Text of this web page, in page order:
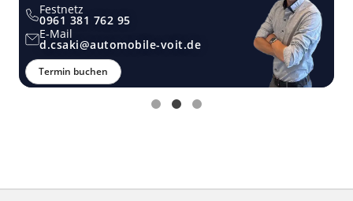
Festnetz
0961 381 762 95
E-Mail
d.csaki@automobile-voit.de
Termin buchen